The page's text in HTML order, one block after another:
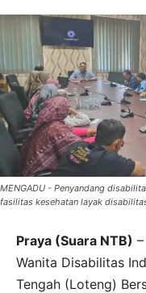
MENGADU - Penyandang
fasilitas kesehatan layak
Praya (Suara NTB)
Wanita Disabilitas
Tengah (Loteng)